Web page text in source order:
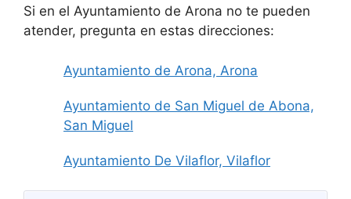
Si en el Ayuntamiento de Arona no te pueden
atender, pregunta en estas direcciones:
Ayuntamiento de Arona, Arona
Ayuntamiento de San Miguel de Abona,
San Miguel
Ayuntamiento De Vilaflor, Vilaflor